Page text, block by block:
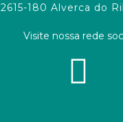
2615-180 Alverca do
Visite nossa rede